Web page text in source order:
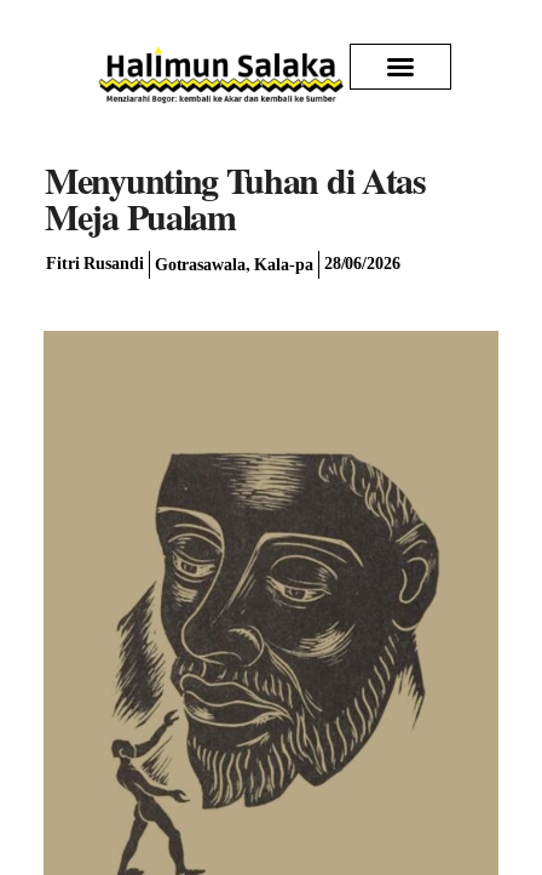
Menyunting Tuhan di Atas
Meja Pualam
Fitri Rusandi Gotrasawala,Kala-pa 28/06/2026